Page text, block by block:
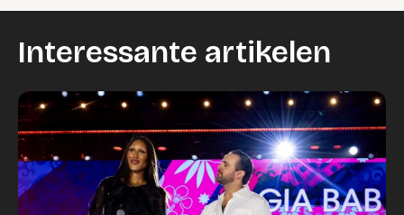
Interessante artikelen